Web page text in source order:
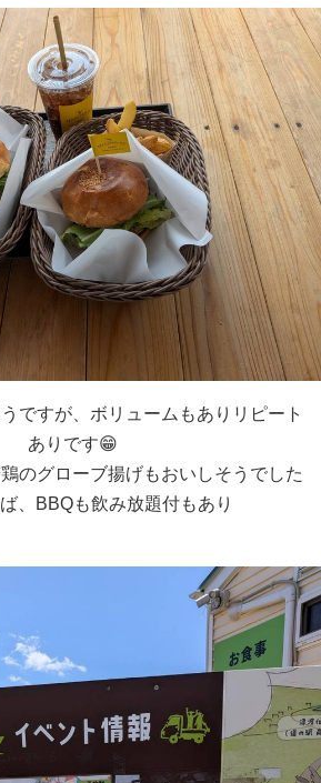
ですが、ボリュームもありリピート
ありです😁
のグローブ揚げもおいしそうでした
、BBQも飲み放題付もあり